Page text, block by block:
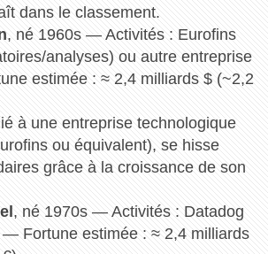
dans le classement.
, né 1960s — Activités : Eurofins
analyses) ou autre entreprise
estimée : ≈ 2,4 milliards $ (~2,2
à une entreprise technologique
ou équivalent), se hisse
grâce à la croissance de son
, né 1970s — Activités : Datadog
Fortune estimée : ≈ 2,4 milliards